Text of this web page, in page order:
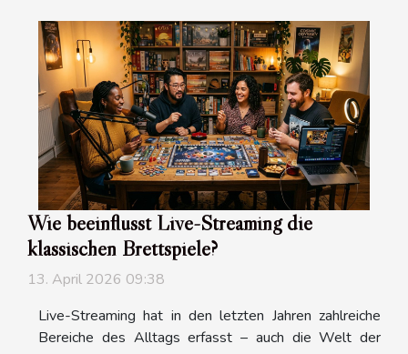
Wie beeinflusst Live-Streaming die
klassischen Brettspiele?
13. April 2026 09:38
Live-Streaming hat in den letzten Jahren zahlreiche
Bereiche des Alltags erfasst – auch die Welt der